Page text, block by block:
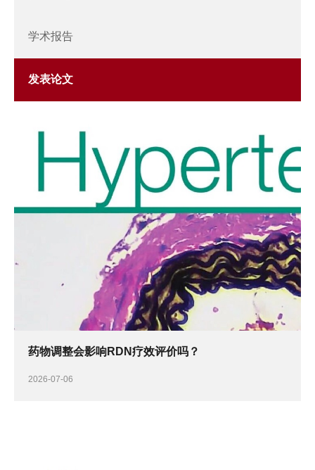
学术报告
发表论文
药物调整会影响RDN疗效评价吗？
2026-07-06